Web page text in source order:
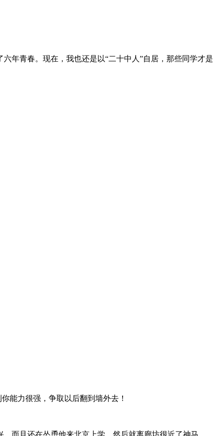
年青春。现在，我也还是以“二十中人”自居，那些同学才是
能力很强，争取以后翻到墙外去！
而且还在怂恿他来北京上学，然后就离廊坊很近了神马